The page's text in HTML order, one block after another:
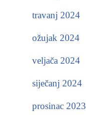
travanj 2024
ožujak 2024
veljača 2024
siječanj 2024
prosinac 2023